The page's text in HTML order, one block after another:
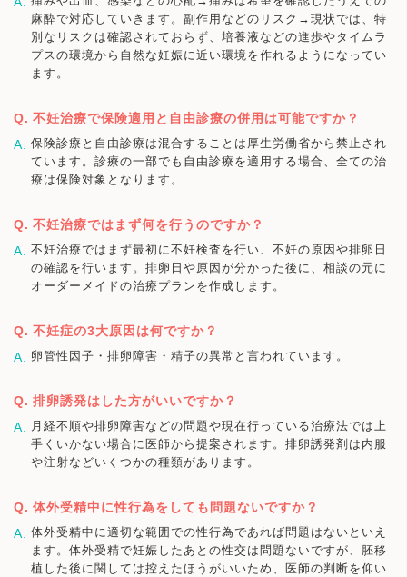
麻酔で対応していきます。副作用などのリスク→現状では、特
別なリスクは確認されておらず、培養液などの進歩やタイムラ
プスの環境から自然な妊娠に近い環境を作れるようになってい
ます。
不妊治療で保険適用と自由診療の併用は可能ですか？
保険診療と自由診療は混合することは厚生労働省から禁止され
ています。診療の一部でも自由診療を適用する場合、全ての治
療は保険対象となります。
不妊治療ではまず何を行うのですか？
不妊治療ではまず最初に不妊検査を行い、不妊の原因や排卵日
の確認を行います。排卵日や原因が分かった後に、相談の元に
オーダーメイドの治療プランを作成します。
不妊症の3大原因は何ですか？
卵管性因子・排卵障害・精子の異常と言われています。
排卵誘発はした方がいいですか？
月経不順や排卵障害などの問題や現在行っている治療法では上
手くいかない場合に医師から提案されます。排卵誘発剤は内服
や注射などいくつかの種類があります。
体外受精中に性行為をしても問題ないですか？
体外受精中に適切な範囲での性行為であれば問題はないといえ
ます。体外受精で妊娠したあとの性交は問題ないですが、胚移
植した後に関しては控えたほうがいいため、医師の判断を仰い